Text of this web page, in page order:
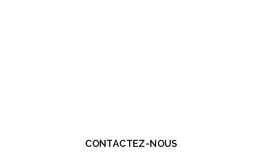
CONTACTEZ-NOUS